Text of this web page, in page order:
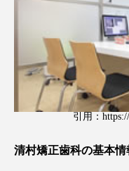
引用：
清村矯正歯科の基本情